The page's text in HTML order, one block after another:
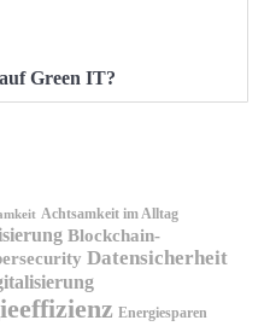
Green IT?
Achtsamkeit im Alltag
Blockchain-
Datensicherheit
Energiesparen